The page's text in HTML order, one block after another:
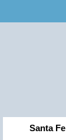
Santa Fe